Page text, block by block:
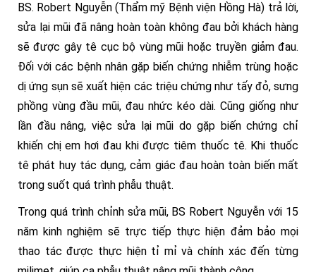
BS. Robert Nguyễn (Thẩm mỹ Bệnh viện Hồng Hà) trả lời,
sửa lại mũi đã nâng hoàn toàn không đau bởi khách hàng
sẽ được gây tê cục bộ vùng mũi hoặc truyền giảm đau.
Đối với các bệnh nhân gặp biến chứng nhiễm trùng hoặc
dị ứng sụn sẽ xuất hiện các triệu chứng như tấy đỏ, sưng
phồng vùng đầu mũi, đau nhức kéo dài. Cũng giống như
lần đầu nâng, việc sửa lại mũi do gặp biến chứng chỉ
khiến chị em hơi đau khi được tiêm thuốc tê. Khi thuốc
tê phát huy tác dụng, cảm giác đau hoàn toàn biến mất
trong suốt quá trình phẫu thuật.
Trong quá trình chỉnh sửa mũi, BS Robert Nguyễn với 15
năm kinh nghiệm sẽ trực tiếp thực hiện đảm bảo mọi
thao tác được thực hiện tỉ mỉ và chính xác đến từng